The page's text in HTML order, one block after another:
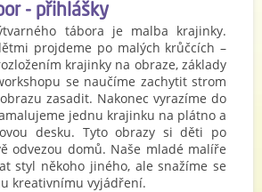
- přihlášky
tábora je malba krajinky.
projdeme po malých krůčcích –
krajinky na obraze, základy
se naučíme zachytit strom
zasadit. Nakonec vyrazíme do
jednu krajinku na plátno a
desku. Tyto obrazy si děti po
odvezou domů. Naše mladé malíře
styl někoho jiného, ale snažíme se
kreativnímu vyjádření.